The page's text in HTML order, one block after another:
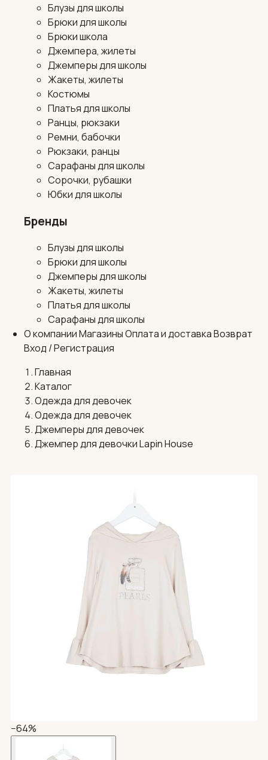
Блузы для школы
Брюки для школы
Брюки школа
Джемпера, жилеты
Джемперы для школы
Жакеты, жилеты
Костюмы
Платья для школы
Ранцы, рюкзаки
Ремни, бабочки
Рюкзаки, ранцы
Сарафаны для школы
Сорочки, рубашки
Юбки для школы
Бренды
Блузы для школы
Брюки для школы
Джемперы для школы
Жакеты, жилеты
Платья для школы
Сарафаны для школы
О компанииМагазиныОплата и доставкаВозврат
Вход / Регистрация
Главная
Каталог
Одежда для девочек
Одежда для девочек
Джемперы для девочек
Джемпер для девочки Lapin House
−64%